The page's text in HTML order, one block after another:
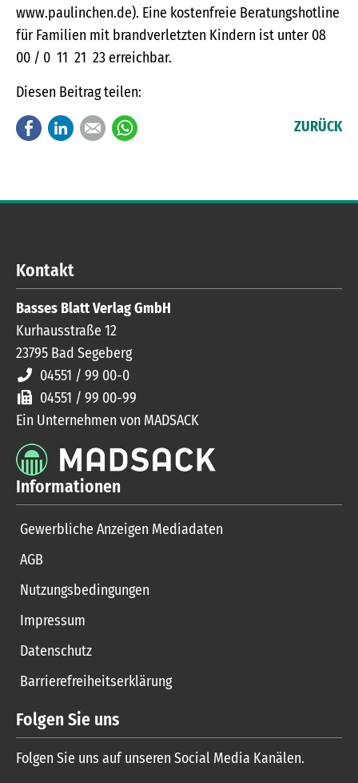
www.paulinchen.de). Eine kostenfreie Beratungshotline
für Familien mit brandverletzten Kindern ist unter 08
00 / 0 11 21 23 erreichbar.
Diesen Beitrag teilen:
FacebookLinkedInE-mail ZURÜCK
Kontakt
Basses Blatt Verlag GmbH
Kurhausstraße 12
23795 Bad Segeberg
04551 / 99 00-0
04551 / 99 00-99
Ein Unternehmen von MADSACK
Informationen
Gewerbliche Anzeigen Mediadaten
AGB
Nutzungsbedingungen
Impressum
Datenschutz
Barrierefreiheitserklärung
Folgen Sie uns
Folgen Sie uns auf unseren Social Media Kanälen.